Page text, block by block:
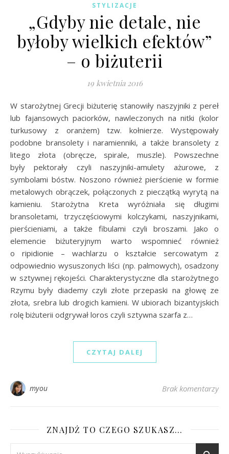
STYLIZACJE
„Gdyby nie detale, nie
byłoby wielkich efektów”
– o biżuterii
19 kwietnia 2016
W starożytnej Grecji biżuterię stanowiły naszyjniki z pereł
lub fajansowych paciorków, nawleczonych na nitki (kolor
turkusowy z oranżem) tzw. kołnierze. Występowały
podobne bransolety i naramienniki, a także bransolety z
litego złota (obręcze, spirale, muszle). Powszechne
były pektorały czyli naszyjniki-amulety ażurowe, z
symbolami bóstw. Noszono również pierścienie w formie
metalowych obrączek, połączonych z pieczątką wyrytą na
kamieniu. Starożytna Kreta wyróżniała się długimi
bransoletami, trzyczęściowymi kolczykami, naszyjnikami,
pierścieniami, a także fibulami czyli broszami. Jako o
elemencie biżuteryjnym warto wspomnieć również
o ripidionie – wachlarzu o kształcie sercowatym z
odpowiednio wysuszonych liści (np. palmowych), osadzony
w sztywnej rękojeści. Charakterystyczne dla starożytnego
Rzymu były diademy czyli złote przepaski na głowę ze
złota, srebra lub drogich kamieni. W ubiorach bizantyjskich
rolę biżuterii odgrywał loros czyli sztywna szarfa z…
CZYTAJ DALEJ
myou Brak komentarzy
ZNAJDŹ TO CZEGO SZUKASZ…